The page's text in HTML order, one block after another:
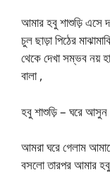
আমার হবু শাশুড়ি এসে
চুল ছাড়া পিঠের
থেকে দেখা সম্ভব নয়
বালা ,
হবু শাশুড়ি – ঘরে আসুন
আমরা ঘরে গেলাম
বসলো তারপর আমার